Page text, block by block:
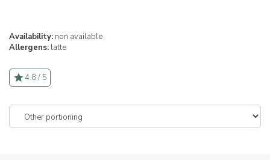
Availability: non available
Allergens: latte
4.8 / 5